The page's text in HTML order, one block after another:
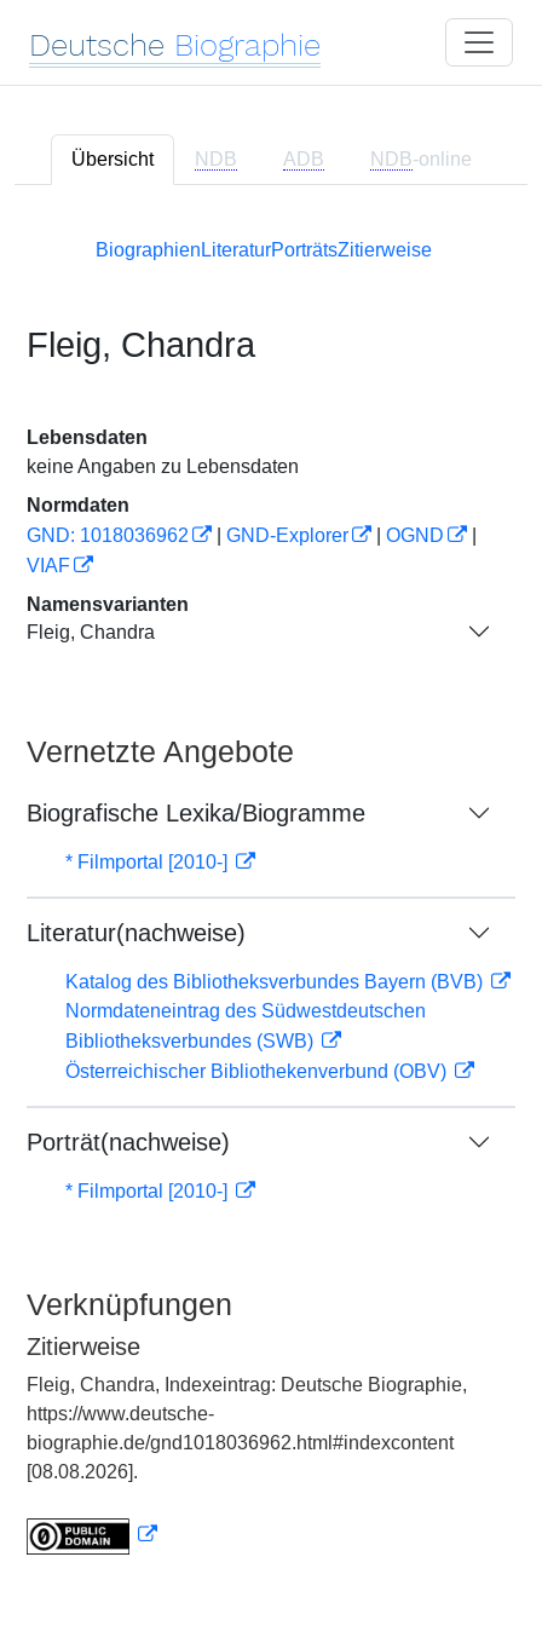
Deutsche Biographie
Übersicht NDB ADB NDB-online
Biographien LiteraturPorträtsZitierweise
Fleig, Chandra
Lebensdaten
keine Angaben zu Lebensdaten
Normdaten
GND: 1018036962
GND-Explorer OGND
VIAF
Namensvarianten
Fleig, Chandra
Vernetzte Angebote
Biografische Lexika/Biogramme
* Filmportal [2010-]
Literatur(nachweise)
Katalog des Bibliotheksverbundes Bayern (BVB)
Normdateneintrag des Südwestdeutschen
Bibliotheksverbundes (SWB)
Österreichischer Bibliothekenverbund (OBV)
Porträt(nachweise)
* Filmportal [2010-]
Verknüpfungen
Zitierweise
Fleig, Chandra, Indexeintrag: Deutsche Biographie,
https://www.deutsche-
biographie.de/gnd1018036962.html#indexcontent
[08.08.2026].